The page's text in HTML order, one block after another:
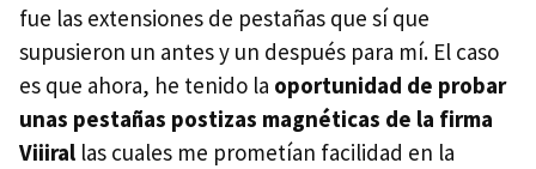
fue las extensiones de pestañas que sí que
supusieron un antes y un después para mí. El caso
es que ahora, he tenido la oportunidad de probar
unas pestañas postizas magnéticas de la firma
Viiiral las cuales me prometían facilidad en la